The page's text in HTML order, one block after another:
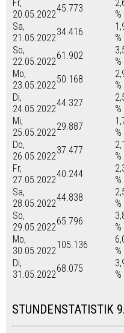
Fr,
20.05.2022
45.773
%
Sa,
21.05.2022
34.416
%
So,
22.05.2022
61.902
%
Mo,
23.05.2022
50.168
%
Di,
24.05.2022
44.327
%
Mi,
25.05.2022
29.887
%
Do,
26.05.2022
37.477
%
Fr,
27.05.2022
40.244
%
Sa,
28.05.2022
44.838
%
So,
29.05.2022
65.796
%
Mo,
30.05.2022
105.136
%
Di,
31.05.2022
68.075
%
STUNDENSTATISTIK